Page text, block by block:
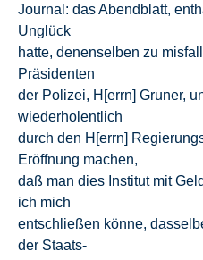
Journal: das Abendblatt,
Unglück
hatte, denenselben zu
Präsidenten
der Polizei, H[errn] Gruner,
wiederholentlich
durch den H[errn]
Eröffnung machen,
daß man dies Institut mit
ich mich
entschließen könne,
der Staats-